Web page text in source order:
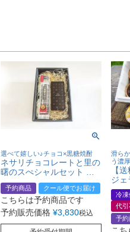
選べて嬉しい♪チョコ×黒糖焼酎
ネサリチョコレートと里の
曙のスぺシャルセット 里
の曙 原酒
予約商品 クール便でお届け
こちらは予約商品です
予約販売価格 ¥3,830税込
滑ら
う濃
【
ジェ
ト（
冷凍
代引
予約
こ